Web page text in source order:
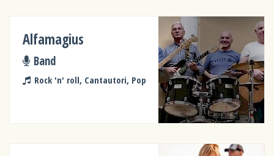
Alfamagius
Band
Rock 'n' roll, Cantautori, Pop